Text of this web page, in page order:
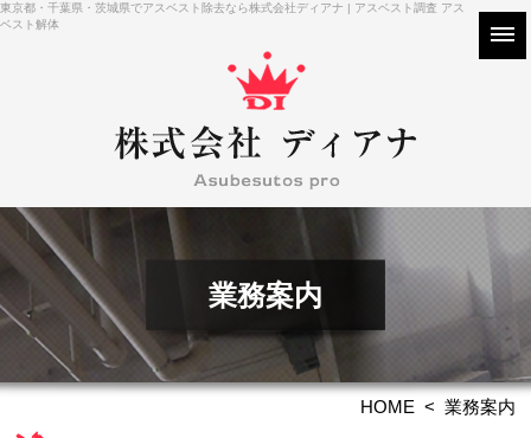
東京都・千葉県・茨城県でアスベスト除去なら株式会社ディアナ | アスベスト調査 アス
ベスト解体
業務案内
HOME < 業務案内